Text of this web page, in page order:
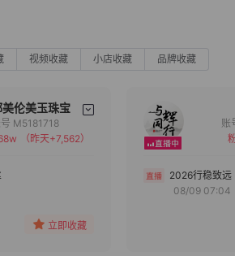
视频收藏 小店收藏 品牌收藏
伦美玉珠宝
备注
账号 M5181718
（昨天+7,562）
立即收藏
2026行稳致远
08/09 07:04